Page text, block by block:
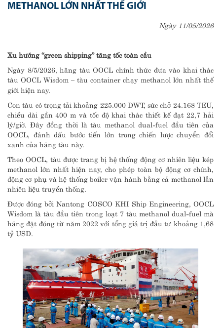
METHANOL LỚN NHẤT THẾ GIỚI
Ngày 11/05/2026
Xu hướng “green shipping” tăng tốc toàn cầu
Ngày 8/5/2026, hãng tàu OOCL chính thức đưa vào khai thác
tàu OOCL Wisdom – tàu container chạy methanol lớn nhất thế
giới hiện nay.
Con tàu có trọng tải khoảng 225.000 DWT, sức chở 24.168 TEU,
chiều dài gần 400 m và tốc độ khai thác thiết kế đạt 22,7 hải
lý/giờ. Đây đồng thời là tàu methanol dual-fuel đầu tiên của
OOCL, đánh dấu bước tiến lớn trong chiến lược chuyển đổi
xanh của hãng tàu này.
Theo OOCL, tàu được trang bị hệ thống động cơ nhiên liệu kép
methanol lớn nhất hiện nay, cho phép toàn bộ động cơ chính,
động cơ phụ và hệ thống boiler vận hành bằng cả methanol lẫn
nhiên liệu truyền thống.
Được đóng bởi Nantong COSCO KHI Ship Engineering, OOCL
Wisdom là tàu đầu tiên trong loạt 7 tàu methanol dual-fuel mà
hãng đặt đóng từ năm 2022 với tổng giá trị đầu tư khoảng 1,68
tỷ USD.